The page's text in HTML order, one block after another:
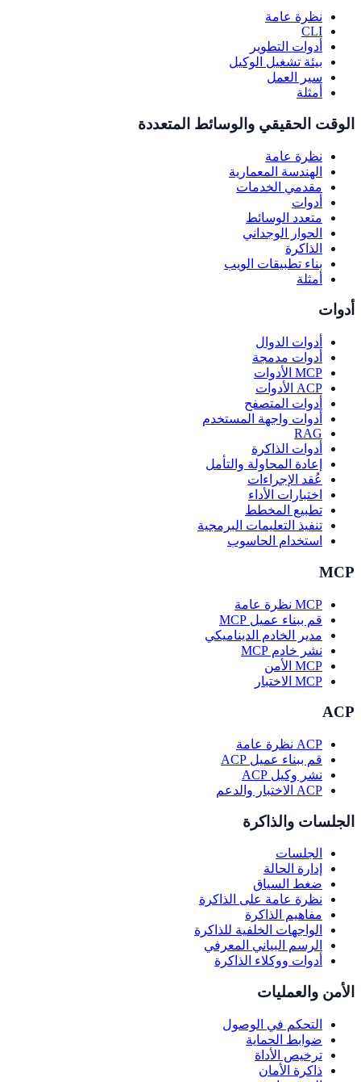
نظرة عامة
CLI
أدوات التطوير
بيئة تشغيل الوكيل
سير العمل
أمثلة
الوقت الحقيقي والوسائط المتعددة
نظرة عامة
الهندسة المعمارية
مقدمي الخدمات
أدوات
متعدد الوسائط
الحوار الوجداني
الذاكرة
بناء تطبيقات الويب
أمثلة
أدوات
أدوات الدوال
أدوات مدمجة
MCP الأدوات
ACP الأدوات
أدوات المتصفح
أدوات واجهة المستخدم
RAG
أدوات الذاكرة
إعادة المحاولة والتأمل
عُقد الإجراءات
اختبارات الأداء
تطبيع المخطط
تنفيذ التعليمات البرمجية
استخدام الحاسوب
MCP
MCP نظرة عامة
قم ببناء عميل MCP
مدير الخادم الديناميكي
نشر خادم MCP
MCP الأمن
MCP الاختبار
ACP
ACP نظرة عامة
قم ببناء عميل ACP
نشر وكيل ACP
ACP الاختبار والدعم
الجلسات والذاكرة
الجلسات
إدارة الحالة
ضغط السياق
نظرة عامة على الذاكرة
مفاهيم الذاكرة
الواجهات الخلفية للذاكرة
الرسم البياني المعرفي
أدوات ووكلاء الذاكرة
الأمن والعمليات
التحكم في الوصول
ضوابط الحماية
ترخيص الأداة
ذاكرة الأمان